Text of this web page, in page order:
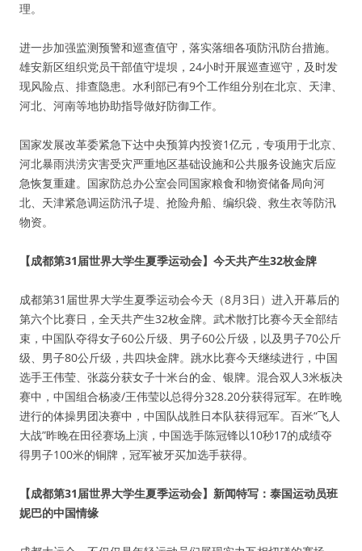
理。
进一步加强监测预警和巡查值守，落实落细各项防汛防台措施。
雄安新区组织党员干部值守堤坝，24小时开展巡查巡守，及时发
现风险点、排查隐患。水利部已有9个工作组分别在北京、天津、
河北、河南等地协助指导做好防御工作。
国家发展改革委紧急下达中央预算内投资1亿元，专项用于北京、
河北暴雨洪涝灾害受灾严重地区基础设施和公共服务设施灾后应
急恢复重建。国家防总办公室会同国家粮食和物资储备局向河
北、天津紧急调运防汛子堤、抢险舟船、编织袋、救生衣等防汛
物资。
【成都第31届世界大学生夏季运动会】今天共产生32枚金牌
成都第31届世界大学生夏季运动会今天（8月3日）进入开幕后的
第六个比赛日，全天共产生32枚金牌。武术散打比赛今天全部结
束，中国队夺得女子60公斤级、男子60公斤级，以及男子70公斤
级、男子80公斤级，共四块金牌。跳水比赛今天继续进行，中国
选手王伟莹、张蕊分获女子十米台的金、银牌。混合双人3米板决
赛中，中国组合杨凌/王伟莹以总得分328.20分获得冠军。在昨晚
进行的体操男团决赛中，中国队战胜日本队获得冠军。百米“飞人
大战”昨晚在田径赛场上演，中国选手陈冠锋以10秒17的成绩夺
得男子100米的铜牌，冠军被牙买加选手获得。
【成都第31届世界大学生夏季运动会】新闻特写：泰国运动员班
妮巴的中国情缘